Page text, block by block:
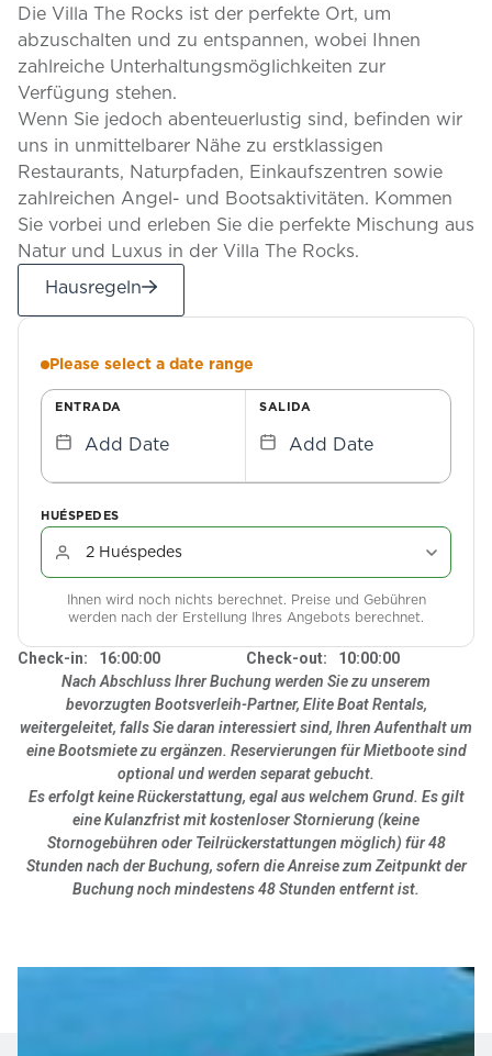
Die Villa The Rocks ist der perfekte Ort, um
abzuschalten und zu entspannen, wobei Ihnen
zahlreiche Unterhaltungsmöglichkeiten zur
Verfügung stehen.
Wenn Sie jedoch abenteuerlustig sind, befinden wir
uns in unmittelbarer Nähe zu erstklassigen
Restaurants, Naturpfaden, Einkaufszentren sowie
zahlreichen Angel- und Bootsaktivitäten. Kommen
Sie vorbei und erleben Sie die perfekte Mischung aus
Natur und Luxus in der Villa The Rocks.
Hausregeln
Please select a date range
ENTRADA
Add Date
SALIDA
Add Date
HUÉSPEDES
Ihnen wird noch nichts berechnet. Preise und Gebühren
werden nach der Erstellung Ihres Angebots berechnet.
Check-in: 16:00:00 Check-out:
10:00:00
Nach Abschluss Ihrer Buchung werden Sie zu unserem
bevorzugten Bootsverleih-Partner, Elite Boat Rentals,
weitergeleitet, falls Sie daran interessiert sind, Ihren Aufenthalt um
eine Bootsmiete zu ergänzen. Reservierungen für Mietboote sind
optional und werden separat gebucht.
Es erfolgt keine Rückerstattung, egal aus welchem Grund. Es gilt
eine Kulanzfrist mit kostenloser Stornierung (keine
Stornogebühren oder Teilrückerstattungen möglich) für 48
Stunden nach der Buchung, sofern die Anreise zum Zeitpunkt der
Buchung noch mindestens 48 Stunden entfernt ist.